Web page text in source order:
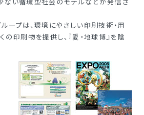
ープは、環境にやさしい印刷技術・用
の印刷物を提供し、『愛・地球博』を陰